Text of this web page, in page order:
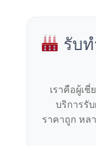
รับ
เราคือผู้เ
บริการรั
ราคาถูก หล